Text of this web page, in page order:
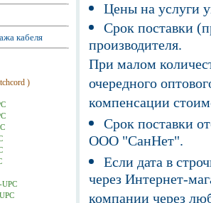
кабеля
)
Цены на услуги
Срок поставки
производителя.
При малом
очередного
компенсации
Срок поставки
ООО "СанНет".
Если дата в
через Интернет-